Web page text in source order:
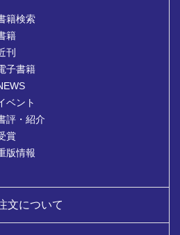
籍検索
籍
刊
子書籍
ベント
評・紹介
賞
版情報
文について